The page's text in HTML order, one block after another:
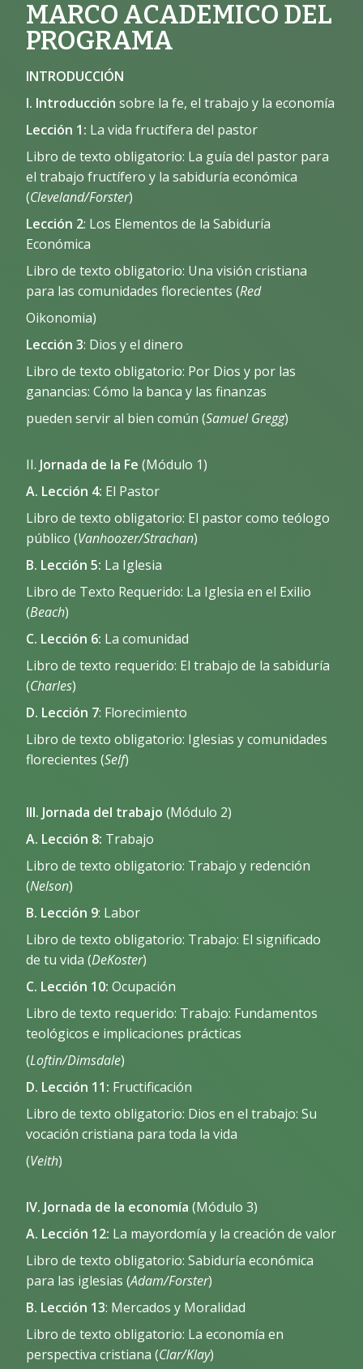
MARCO ACADEMICO DEL
PROGRAMA
INTRODUCCIÓN
I. Introducción sobre la fe, el trabajo y la economía
Lección 1: La vida fructífera del pastor
Libro de texto obligatorio: La guía del pastor para
el trabajo fructífero y la sabiduría económica
(Cleveland/Forster)
Lección 2: Los Elementos de la Sabiduría
Económica
Libro de texto obligatorio: Una visión cristiana
para las comunidades florecientes (Red
Oikonomia)
Lección 3: Dios y el dinero
Libro de texto obligatorio: Por Dios y por las
ganancias: Cómo la banca y las finanzas
pueden servir al bien común (Samuel Gregg)
II. Jornada de la Fe (Módulo 1)
A. Lección 4: El Pastor
Libro de texto obligatorio: El pastor como teólogo
público (Vanhoozer/Strachan)
B. Lección 5: La Iglesia
Libro de Texto Requerido: La Iglesia en el Exilio
(Beach)
C. Lección 6: La comunidad
Libro de texto requerido: El trabajo de la sabiduría
(Charles)
D. Lección 7: Florecimiento
Libro de texto obligatorio: Iglesias y comunidades
florecientes (Self)
III. Jornada del trabajo (Módulo 2)
A. Lección 8: Trabajo
Libro de texto obligatorio: Trabajo y redención
(Nelson)
B. Lección 9: Labor
Libro de texto obligatorio: Trabajo: El significado
de tu vida (DeKoster)
C. Lección 10: Ocupación
Libro de texto requerido: Trabajo: Fundamentos
teológicos e implicaciones prácticas
(Loftin/Dimsdale)
D. Lección 11: Fructificación
Libro de texto obligatorio: Dios en el trabajo: Su
vocación cristiana para toda la vida
(Veith)
IV. Jornada de la economía (Módulo 3)
A. Lección 12: La mayordomía y la creación de valor
Libro de texto obligatorio: Sabiduría económica
para las iglesias (Adam/Forster)
B. Lección 13: Mercados y Moralidad
Libro de texto obligatorio: La economía en
perspectiva cristiana (Clar/Klay)